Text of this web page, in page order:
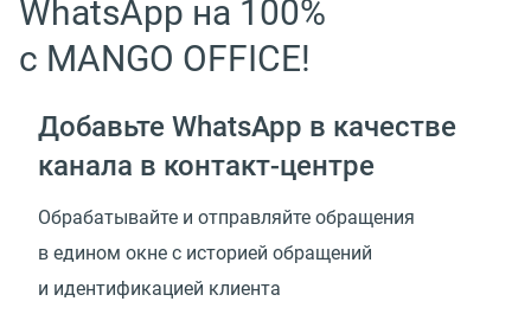
WhatsApp на 100%
с MANGO OFFICE!
Добавьте WhatsApp в качестве
канала в контакт-центре
Обрабатывайте и отправляйте обращения
в едином окне с историей обращений
и идентификацией клиента